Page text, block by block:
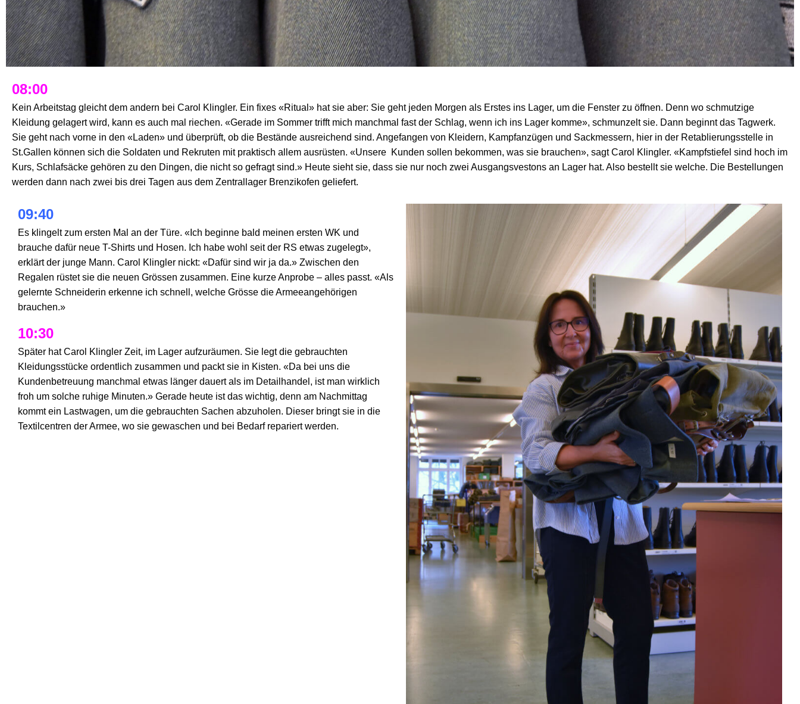
08:00
Kein Arbeitstag gleicht dem andern bei Carol Klingler. Ein fixes «Ritual» hat sie aber: Sie geht jeden Morgen als Erstes ins Lager, um die Fenster zu öffnen. Denn wo schmutzige
Kleidung gelagert wird, kann es auch mal riechen. «Gerade im Sommer trifft mich manchmal fast der Schlag, wenn ich ins Lager komme», schmunzelt sie. Dann beginnt das Tagwerk.
Sie geht nach vorne in den «Laden» und überprüft, ob die Bestände ausreichend sind. Angefangen von Kleidern, Kampfanzügen und Sackmessern, hier in der Retablierungsstelle in
St.Gallen können sich die Soldaten und Rekruten mit praktisch allem ausrüsten. «Unsere Kunden sollen bekommen, was sie brauchen», sagt Carol Klingler. «Kampfstiefel sind hoch im
Kurs, Schlafsäcke gehören zu den Dingen, die nicht so gefragt sind.» Heute sieht sie, dass sie nur noch zwei Ausgangsvestons an Lager hat. Also bestellt sie welche. Die Bestellungen
werden dann nach zwei bis drei Tagen aus dem Zentrallager Brenzikofen geliefert.
09:40
Es klingelt zum ersten Mal an der Türe. «Ich beginne bald meinen ersten WK und
brauche dafür neue T-Shirts und Hosen. Ich habe wohl seit der RS etwas zugelegt»,
erklärt der junge Mann. Carol Klingler nickt: «Dafür sind wir ja da.» Zwischen den
Regalen rüstet sie die neuen Grössen zusammen. Eine kurze Anprobe – alles passt. «Als
gelernte Schneiderin erkenne ich schnell, welche Grösse die Armeeangehörigen
brauchen.»
10:30
Später hat Carol Klingler Zeit, im Lager aufzuräumen. Sie legt die gebrauchten
Kleidungsstücke ordentlich zusammen und packt sie in Kisten. «Da bei uns die
Kundenbetreuung manchmal etwas länger dauert als im Detailhandel, ist man wirklich
froh um solche ruhige Minuten.» Gerade heute ist das wichtig, denn am Nachmittag
kommt ein Lastwagen, um die gebrauchten Sachen abzuholen. Dieser bringt sie in die
Textilcentren der Armee, wo sie gewaschen und bei Bedarf repariert werden.